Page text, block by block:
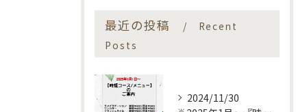
最近の投稿
Recent
Posts
2024/11/30